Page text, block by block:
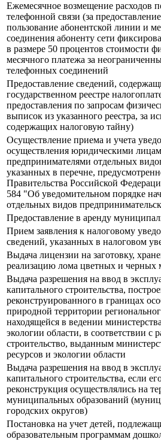
Ежемесячное возмещение расходов
телефонной связи (за
пользование абонентской линии и
соединения абоненту сети
в размере 50 процентов стоимости
месячного платежа за
телефонных соединений
Предоставление сведений,
государственном реестре
предоставления по запросам
выписок из указанного реестра, за
содержащих налоговую тайну)
Осуществление приема и учета
осуществления юридическими
предпринимателями отдельных
указанных в перечне,
Правительства Российской
584 "Об уведомительном порядке
отдельных видов
Предоставление в аренду
Прием заявления к налоговому
сведений, указанных в налоговом
Выдача лицензии на заготовку,
реализацию лома цветных и черных
Выдача разрешения на ввод в
капитального строительства,
реконструированного в границах
природной территории
находящейся в ведении
экологии области, в соответствии с
строительство, выданным
ресурсов и экологии области
Выдача разрешения на ввод в
капитального строительства, если
реконструкция осуществлялись на
муниципальных образований
городских округов)
Постановка на учет детей,
образовательным программам